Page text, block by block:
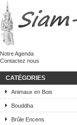
Notre Agenda
Contactez nous
CATÉGORIES
Animaux en Bois
Bouddha
Brûle Encens